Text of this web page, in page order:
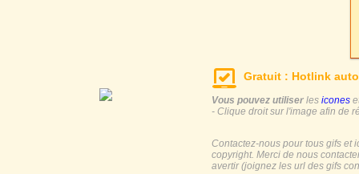
Gratuit : Hotlink
Vous pouvez utiliser les icones
- Clique droit sur l'image afin de
Contactez-nous pour tous gifs et
copyright. Merci de nous
avertir (joignez les url des gifs